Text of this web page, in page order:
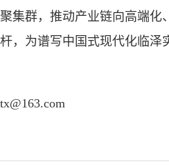
集群，推动产业链向高端化
，为谱写中国式现代化临泽